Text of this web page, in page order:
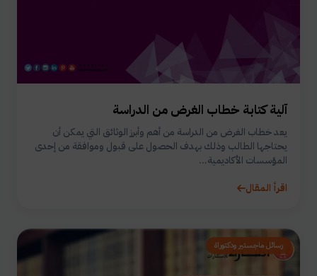
آلية كتابة خطاب الغرض من الدراسة
يعد خطاب الغرض من الدراسة من أهم وأبرز الوثائق التي يمكن أن
يحتاجها الطالب وذلك بهدف الحصول على قبول وموافقة من إحدى
المؤسسات الأكاديمية...
اقرأ المقال
رسائل ماجستير ودكتوراة